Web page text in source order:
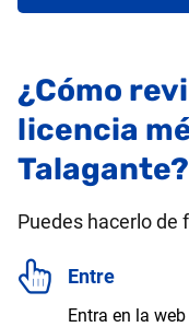
¿Cómo
licencia
Talagante?
Puedes hacerlo de
Entre
Entra en la